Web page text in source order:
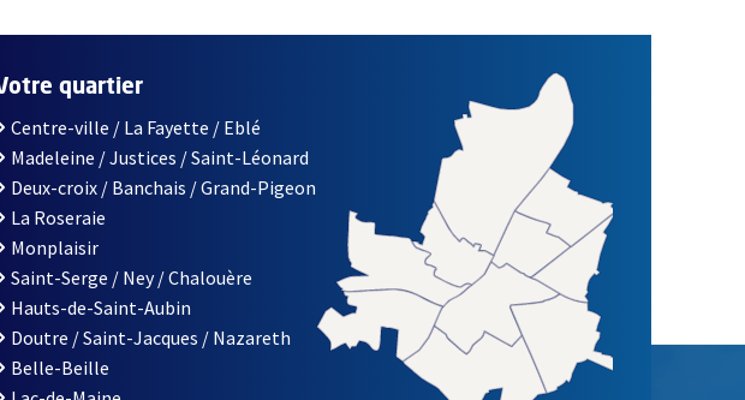
email (champ obligatoire)
D'INSCRIPTION À LA LETTRE D'INFORMATION DES ASSOCIATIONS DE LA VILLE
quartier
Centre-ville / La Fayette / Eblé
Madeleine / Justices / Saint-Léonard
Deux-croix / Banchais / Grand-Pigeon
La Roseraie
Monplaisir
Saint-Serge / Ney / Chalouère
Hauts-de-Saint-Aubin
Doutre / Saint-Jacques / Nazareth
Belle-Beille